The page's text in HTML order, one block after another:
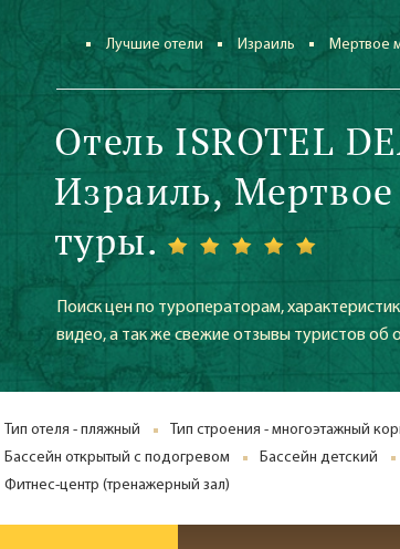
Лучшие отели Израиль Мертвое
Отель ISROTEL
Израиль,
туры.
Поиск цен по туроператорам,
видео, а так же свежие отзывы туристов об
Тип отеля - пляжный Тип строения - многоэтажный
Бассейн открытый с подогревом
Бассейн детский
Фитнес-центр (тренажерный зал)